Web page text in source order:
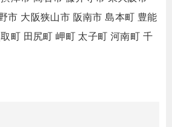
市 大阪狭山市 阪南市 島本町 豊能
町 田尻町 岬町 太子町 河南町 千